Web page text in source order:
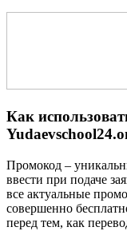
Как
Промокод –
ввести при подаче
все актуальные
совершенно
перед тем, как